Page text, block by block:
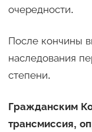
очередности.
После кончины
наследования
степени.
Гражданским
трансмиссия,